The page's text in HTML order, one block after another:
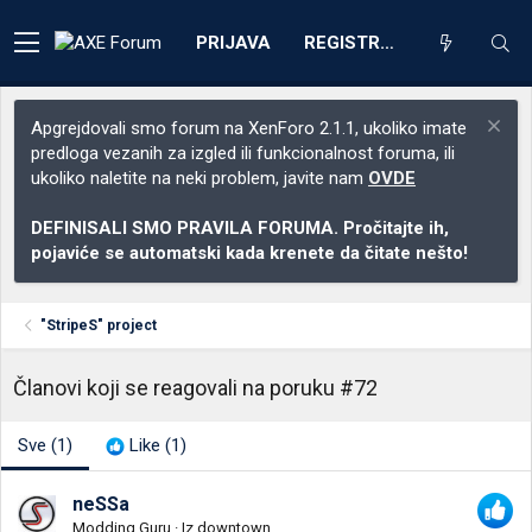
PRIJAVA REGISTRACIJA
Apgrejdovali smo forum na XenForo 2.1.1, ukoliko imate
predloga vezanih za izgled ili funkcionalnost foruma, ili
ukoliko naletite na neki problem, javite nam OVDE
DEFINISALI SMO PRAVILA FORUMA. Pročitajte ih,
pojaviće se automatski kada krenete da čitate nešto!
"StripeS" project
Članovi koji se reagovali na poruku #72
Sve (1) Like (1)
neSSa
Modding Guru · Iz downtown